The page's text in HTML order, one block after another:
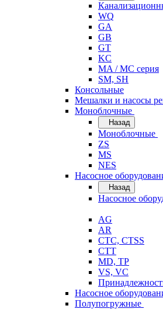
WQ
GA
GB
GT
KC
MA / MC серия
SM, SH
Консольные
Мешалки и насосы
Моноблочные
Назад
Моноблочные
ZS
MS
NES
Насосное
Назад
Насосное
AG
AR
CTC, CTSS
CTT
MD, TP
VS, VC
Насосное
Полупогружные